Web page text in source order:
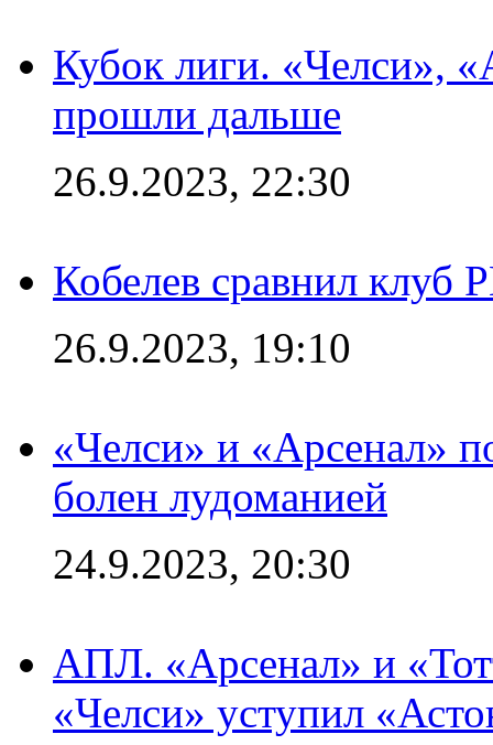
Кубок лиги. «Челси»,
прошли дальше
26.9.2023, 22:30
Кобелев сравнил клуб
26.9.2023, 19:10
«Челси» и «Арсенал»
болен лудоманией
24.9.2023, 20:30
АПЛ. «Арсенал» и
«Челси» уступил